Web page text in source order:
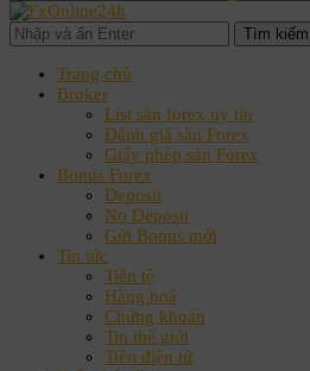
Tìm kiếm
Trang chủ
Broker
List sàn forex uy tín
Đánh giá sàn Forex
Giấy phép sàn Forex
Bonus Forex
Deposit
No Deposit
Gửi Bonus mới
Tin tức
Tiền tệ
Hàng hoá
Chứng khoán
Tin thế giới
Tiền điện tử